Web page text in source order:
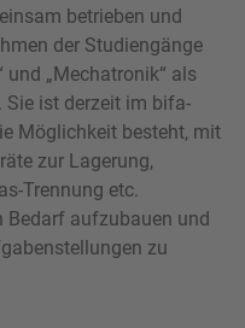
betrieben und
der Studiengänge
und „Mechatronik“ als
Sie ist derzeit im bifa-
Möglichkeit besteht, mit
zur Lagerung,
Trennung etc.
Bedarf aufzubauen und
zu